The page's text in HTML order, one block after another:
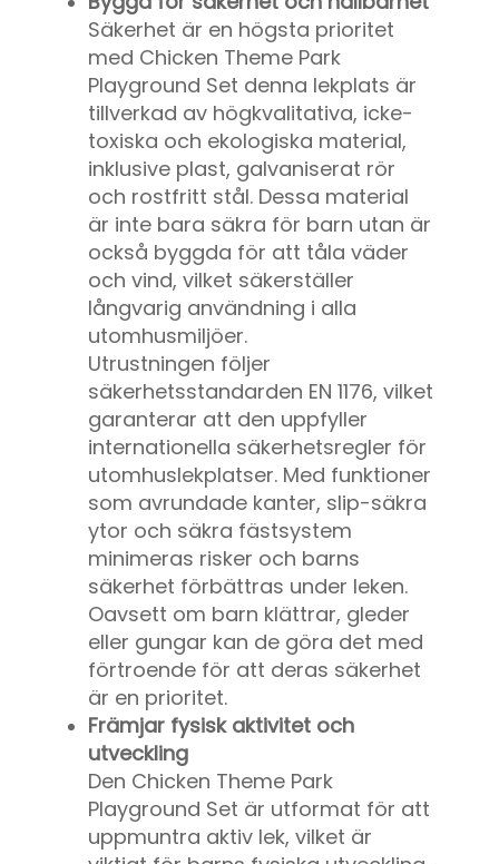
Säkerhet är en högsta prioritet
med Chicken Theme Park
Playground Set denna lekplats är
tillverkad av högkvalitativa, icke-
toxiska och ekologiska material,
inklusive plast, galvaniserat rör
och rostfritt stål. Dessa material
är inte bara säkra för barn utan är
också byggda för att tåla väder
och vind, vilket säkerställer
långvarig användning i alla
utomhusmiljöer.
Utrustningen följer
säkerhetsstandarden EN 1176, vilket
garanterar att den uppfyller
internationella säkerhetsregler för
utomhuslekplatser. Med funktioner
som avrundade kanter, slip-säkra
ytor och säkra fästsystem
minimeras risker och barns
säkerhet förbättras under leken.
Oavsett om barn klättrar, gleder
eller gungar kan de göra det med
förtroende för att deras säkerhet
är en prioritet.
Främjar fysisk aktivitet och
utveckling
Den Chicken Theme Park
Playground Set är utformat för att
uppmuntra aktiv lek, vilket är